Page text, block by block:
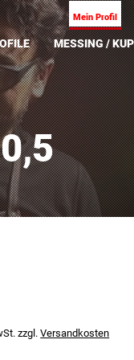
Mein Profil
MESSING /
zzgl.Versandkosten